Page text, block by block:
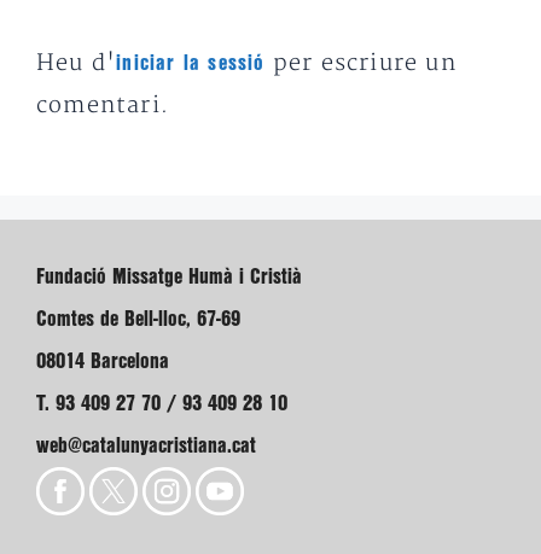
Heu d'iniciar la sessió
per escriure un
comentari.
Fundació Missatge Humà i Cristià
Comtes de Bell-lloc, 67-69
08014 Barcelona
T. 93 409 27 70 / 93 409 28 10
web@catalunyacristiana.cat